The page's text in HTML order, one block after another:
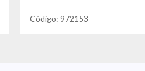
Código: 972153